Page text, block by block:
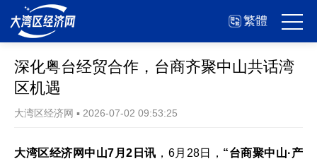
繁體
深化粤台经贸合作，台商齐聚中山共话湾
区机遇
大湾区经济网 ▪ 2026-07-02 09:53:25
大湾区经济网中山7月2日讯 ，6月28日， “台商聚中山·产